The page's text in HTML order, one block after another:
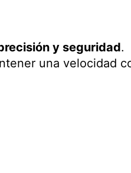
y seguridad.
una velocidad